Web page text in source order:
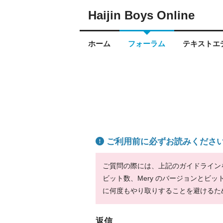
Haijin Boys Online
ホーム フォーラム テキストエ
ご利用前に必ずお読みくださ
ご質問の際には、上記のガイドライ
ビット数、Mery のバージョンとビッ
に何度もやり取りすることを避ける